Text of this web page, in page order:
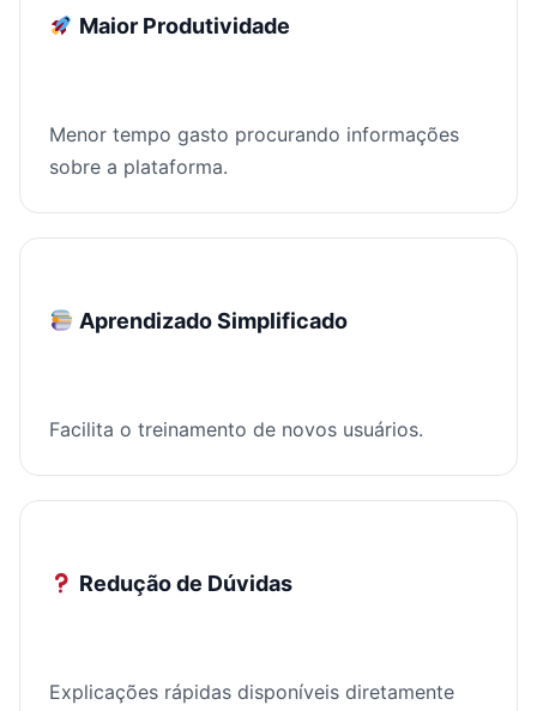
Maior Produtividade
Menor tempo gasto procurando informações
sobre a plataforma.
Aprendizado Simplificado
Facilita o treinamento de novos usuários.
Redução de Dúvidas
Explicações rápidas disponíveis diretamente